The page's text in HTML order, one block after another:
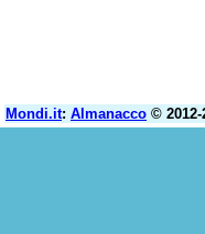
Mondi.it: Almanacco © 2012-